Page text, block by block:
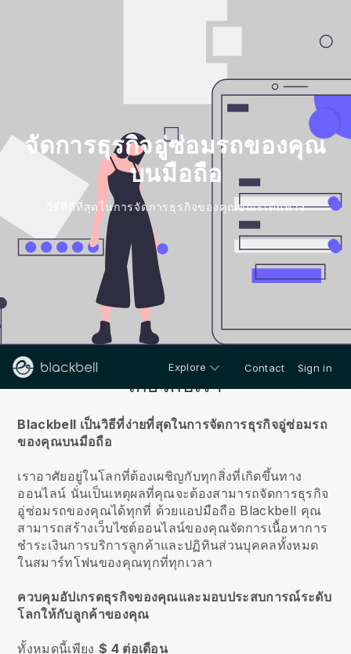
จัดการธุรกิจอู่ซ่อมรถของคุณ
บนมือถือ
วิธีที่ดีที่สุดในการจัดการธุรกิจของคุณขณะเดินทาง
Explore Contact Sign in
เกี่ยวกับเรา
Blackbell เป็นวิธีที่ง่ายที่สุดในการจัดการธุรกิจอู่ซ่อมรถ
ของคุณบนมือถือ
เราอาศัยอยู่ในโลกที่ต้องเผชิญกับทุกสิ่งที่เกิดขึ้นทาง
ออนไลน์ นั่นเป็นเหตุผลที่คุณจะต้องสามารถจัดการธุรกิจ
อู่ซ่อมรถของคุณได้ทุกที่ ด้วยแอปมือถือ Blackbell คุณ
สามารถสร้างเว็บไซต์ออนไลน์ของคุณจัดการเนื้อหาการ
ชำระเงินการบริการลูกค้าและปฏิทินส่วนบุคคลทั้งหมด
ในสมาร์ทโฟนของคุณทุกที่ทุกเวลา
ควบคุมอัปเกรดธุรกิจของคุณและมอบประสบการณ์ระดับ
โลกให้กับลูกค้าของคุณ
ทั้งหมดนี้เพียง $ 4 ต่อเดือน